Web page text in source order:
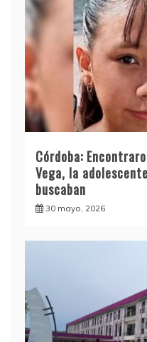
Córdoba:
Vega, la
buscaban
30 mayo, 2026